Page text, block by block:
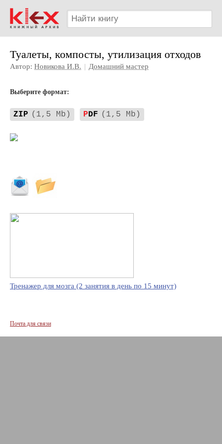
Туалеты, компосты, утилизация отходов
Автор: Новикова И.В. | Домашний мастер
Выберите формат:
ZIP (1,5 Mb) PDF (1,5 Mb)
Тренажер для мозга (2 занятия в день по 15 минут)
Почта для связи